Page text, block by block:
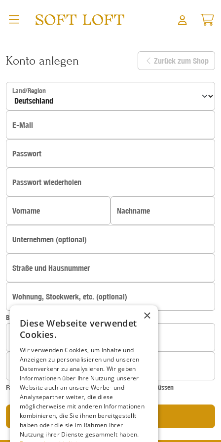
Konto anlegen Zurück zum Shop
Land/Region
E-Mail
Passwort
Passwort wiederholen
Vorname Nachname
Unternehmen (optional)
Straße und Hausnummer
Wohnung, Stockwerk, etc. (optional)
Beispiel: '3.OG links'
PLZ
Telefonnummer (optional)
Falls wir Sie in Bezug auf Ihre Bestellung kontaktieren müssen
Absenden
×
Diese Webseite verwendet
Cookies.
Wir verwenden Cookies, um Inhalte und
Anzeigen zu personalisieren und unseren
Datenverkehr zu analysieren. Wir geben
Informationen über Ihre Nutzung unserer
Website auch an unsere Werbe- und
Analysepartner weiter, die diese
möglicherweise mit anderen Informationen
kombinieren, die Sie ihnen bereitgestellt
haben oder die sie im Rahmen Ihrer
Nutzung ihrer Dienste gesammelt haben.